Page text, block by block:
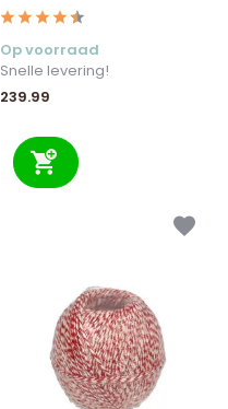
Op voorraad
Snelle levering!
239.99